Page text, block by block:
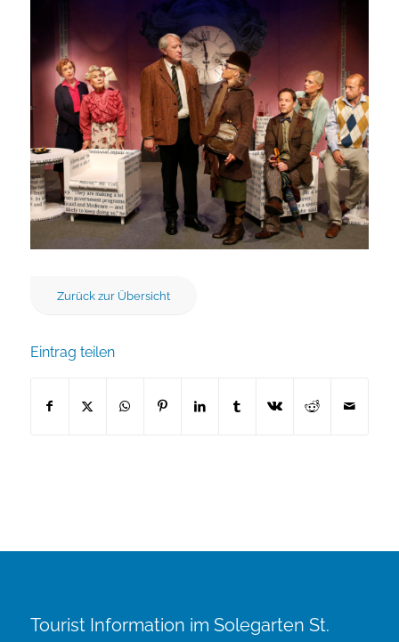
Zurück zur Übersicht
Eintrag teilen
Tourist Information im Solegarten St.